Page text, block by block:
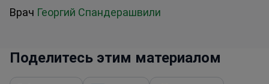
Врач Георгий Спандерашвили
Поделитесь этим материалом